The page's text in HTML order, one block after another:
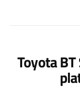
Toyota